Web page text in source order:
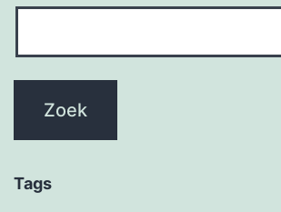
Tags